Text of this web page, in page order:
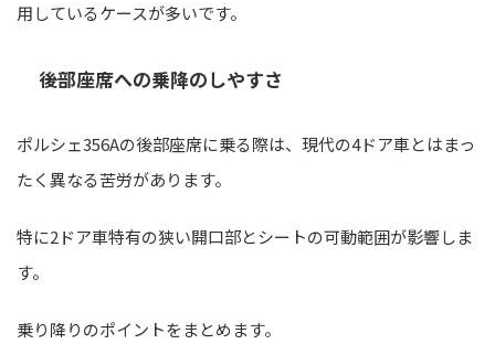
用しているケースが多いです。
後部座席への乗降のしやすさ
ポルシェ356Aの後部座席に乗る際は、現代の4ドア車とはまっ
たく異なる苦労があります。
特に2ドア車特有の狭い開口部とシートの可動範囲が影響しま
す。
乗り降りのポイントをまとめます。